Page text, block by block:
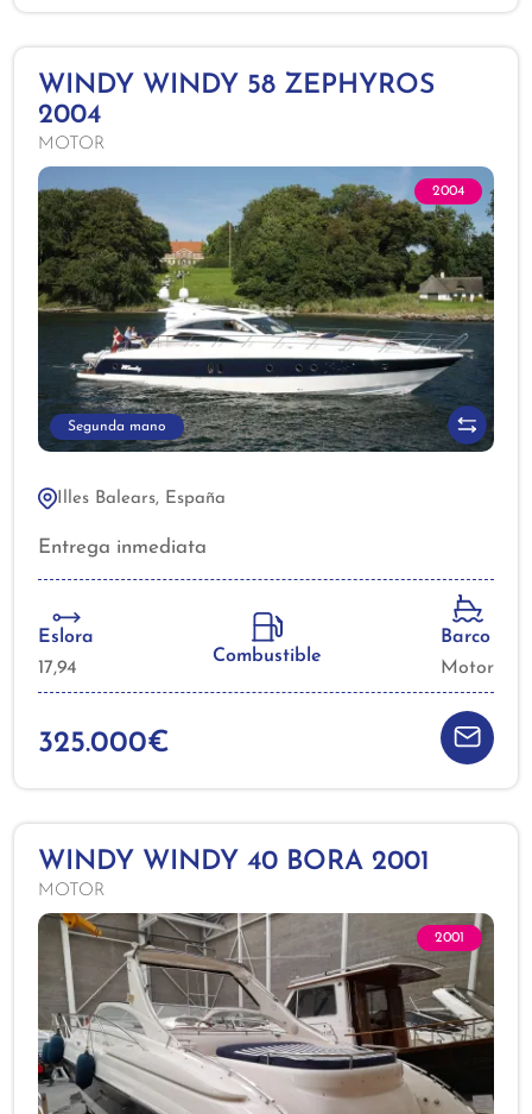
2004
Segunda mano
WINDY WINDY 58 ZEPHYROS
2004
MOTOR
Illes Balears, España
325.000€
Entrega inmediata
Eslora
17,94
Combustible
Barco
Motor
2001
WINDY WINDY 40 BORA 2001
MOTOR